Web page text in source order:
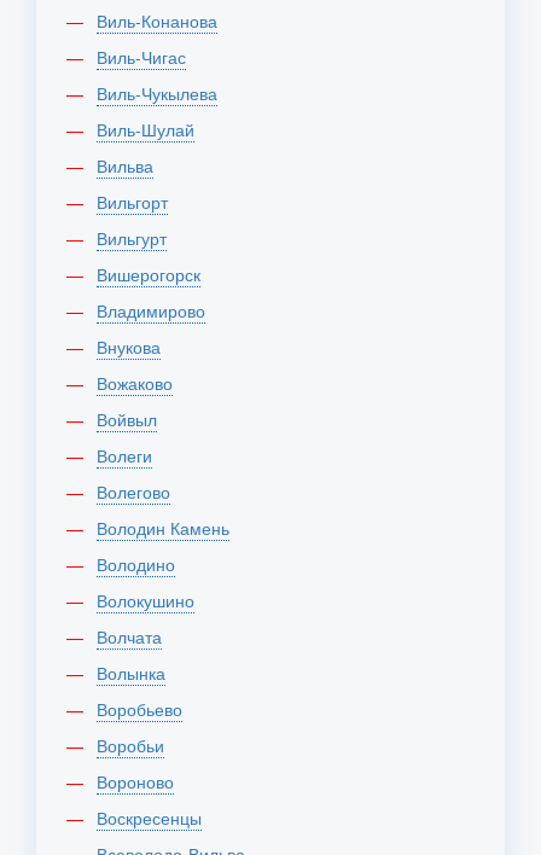
Виль-Конанова
Виль-Чигас
Виль-Чукылева
Виль-Шулай
Вильва
Вильгорт
Вильгурт
Вишерогорск
Владимирово
Внукова
Вожаково
Войвыл
Волеги
Волегово
Володин Камень
Володино
Волокушино
Волчата
Волынка
Воробьево
Воробьи
Вороново
Воскресенцы